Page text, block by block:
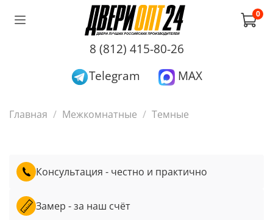
0
8 (812) 415-80-26
Telegram
MAX
Главная Межкомнатные Темные
Консультация - честно и практично
Замер - за наш счёт